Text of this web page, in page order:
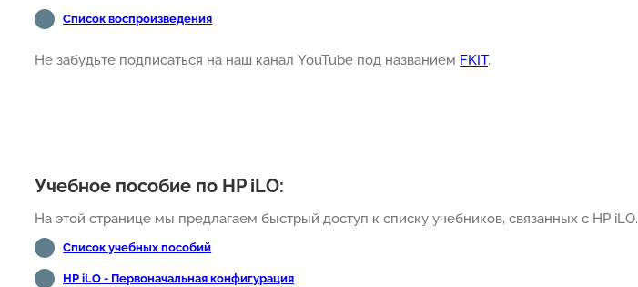
Список воспроизведения
Не забудьте подписаться на наш канал YouTube под названием FKIT.
Учебное пособие по HP iLO:
На этой странице мы предлагаем быстрый доступ к списку учебников, связанных с HP iLO.
Список учебных пособий
HP iLO - Первоначальная конфигурация